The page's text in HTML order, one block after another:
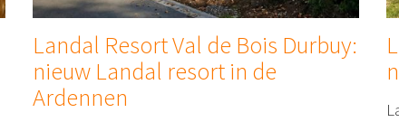
Landal Resort Val de Bois Durbuy:
nieuw Landal resort in de
Ardennen